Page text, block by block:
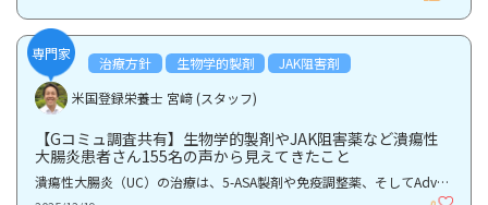
専門家
治療方針 生物学的製剤
JAK阻害剤
米国登録栄養士 宮﨑 (スタッフ)
【Gコミュ調査共有】生物学的製剤やJAK阻害薬など潰瘍性
大腸炎患者さん155名の声から見えてきたこと
潰瘍性大腸炎（UC）の治療は、5-ASA製剤や免疫調整薬、そしてAdvanced Therapy（AT：生物学的製剤やJAK...